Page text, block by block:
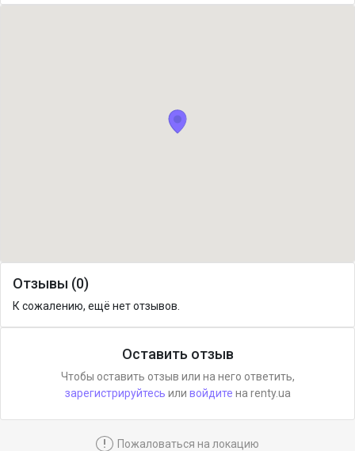
Отзывы (0)
К сожалению, ещё нет отзывов.
Оставить отзыв
Чтобы оставить отзыв или на него ответить,
зарегистрируйтесь или войдите на renty.ua
! Пожаловаться на локацию